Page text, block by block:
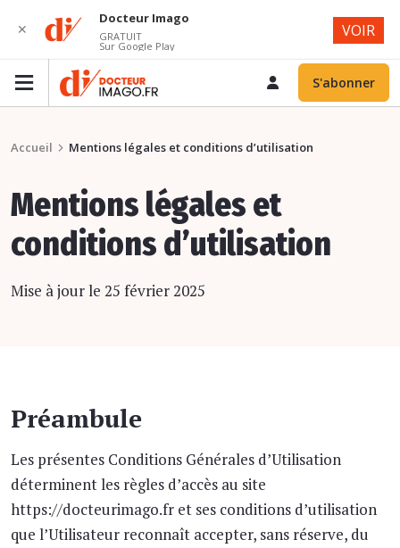
S'abonner
Accueil Mentions légales et conditions d’utilisation
Mentions légales et
conditions d’utilisation
Mise à jour le 25 février 2025
Préambule
Les présentes Conditions Générales d’Utilisation
déterminent les règles d’accès au site
https://docteurimago.fr et ses conditions d’utilisation
que l’Utilisateur reconnaît accepter, sans réserve, du
✕
Docteur Imago
GRATUIT
Sur Google Play
VOIR